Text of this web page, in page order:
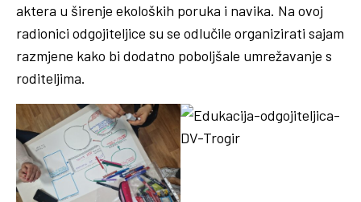
aktera u širenje ekoloških poruka i navika. Na ovoj
radionici odgojiteljice su se odlučile organizirati sajam
razmjene kako bi dodatno poboljšale umrežavanje s
roditeljima.